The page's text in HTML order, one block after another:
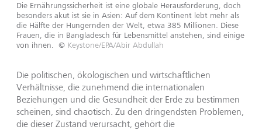
Die Ernährungssicherheit ist eine globale Herausforderung, doch
besonders akut ist sie in Asien: Auf dem Kontinent lebt mehr als
die Hälfte der Hungernden der Welt, etwa 385 Millionen. Diese
Frauen, die in Bangladesch für Lebensmittel anstehen, sind einige
von ihnen.
© Keystone/EPA/Abir Abdullah
Die politischen, ökologischen und wirtschaftlichen
Verhältnisse, die zunehmend die internationalen
Beziehungen und die Gesundheit der Erde zu bestimmen
scheinen, sind chaotisch. Zu den dringendsten Problemen,
die dieser Zustand verursacht, gehört die